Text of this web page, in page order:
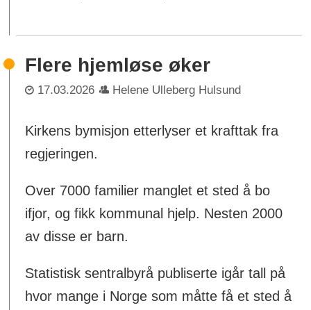
Flere hjemløse øker
17.03.2026 Helene Ulleberg Hulsund
Kirkens bymisjon etterlyser et krafttak fra
regjeringen.
Over 7000 familier manglet et sted å bo
ifjor, og fikk kommunal hjelp. Nesten 2000
av disse er barn.
Statistisk sentralbyrå publiserte igår tall på
hvor mange i Norge som måtte få et sted å